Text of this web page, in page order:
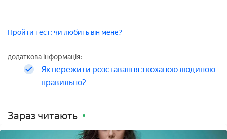
Пройти тест: чи любить він мене?
додаткова інформація:
Як пережити розставання з коханою людиною
правильно?
Зараз читають